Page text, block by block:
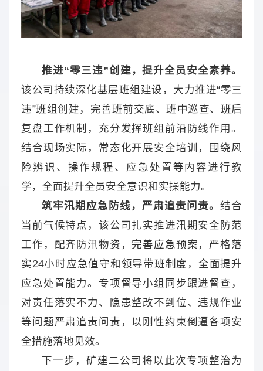
推进“零三违”创建，提升全员安全素养。
该公司持续深化基层班组建设，大力推进“零三
违”班组创建，完善班前交底、班中巡查、班后
复盘工作机制，充分发挥班组前沿防线作用。
结合现场实际，常态化开展安全培训，围绕风
险辨识、操作规程、应急处置等内容进行教
学，全面提升全员安全意识和实操能力。
筑牢汛期应急防线，严肃追责问责。 结合
当前气候特点，该公司扎实推进汛期安全防范
工作，配齐防汛物资，完善应急预案，严格落
实24小时应急值守和领导带班制度，全面提升
应急处置能力。专项督导小组同步跟进督查，
对责任落实不力、隐患整改不到位、违规作业
等问题严肃追责问责，以刚性约束倒逼各项安
全措施落地见效。
下一步，矿建二公司将以此次专项整治为